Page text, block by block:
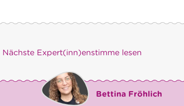
Nächste Expert(inn)enstimme lesen
Bettina Fröhlich